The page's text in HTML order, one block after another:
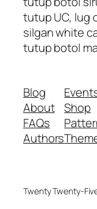
tutup UC, lug
silgan white
tutup botol
Blog
About
FAQs
Authors
Shop
Twenty Twenty-